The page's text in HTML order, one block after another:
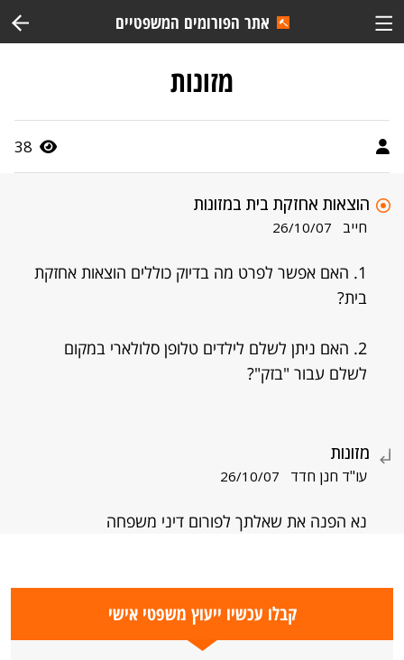
אתר הפורומים המשפטיים
מזונות
38
הוצאות אחזקת בית במזונות
חייב 26/10/07
1. האם אפשר לפרט מה בדיוק כוללים הוצאות אחזקת
בית?
2. האם ניתן לשלם לילדים טלופן סלולארי במקום
לשלם עבור "בזק"?
מזונות
עו"ד חנן חדד 26/10/07
נא הפנה את שאלתך לפורום דיני משפחה
קבלו עכשיו ייעוץ משפטי אישי